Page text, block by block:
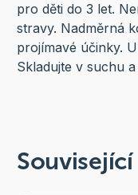
pro děti do 3 let.
stravy. Nadměrná
projímavé účinky.
Skladujte v suchu